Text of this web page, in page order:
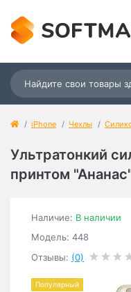
iPhone Чехлы
Ультратонкий
принтом
Наличие: В наличии
Модель: 448
Отзывы: (0)
Популярный